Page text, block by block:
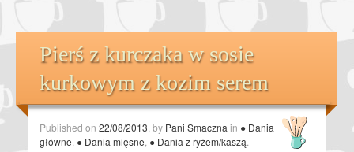
Pierś z kurczaka w sosie
kurkowym z kozim serem
Published on 22/08/2013 , by Pani Smaczna in ● Dania
główne ● Dania mięsne ● Dania z ryżem/kaszą